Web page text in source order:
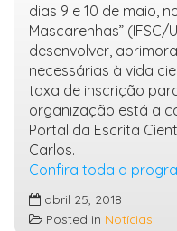
dias 9 e 10 de maio,
Mascarenhas” (IFSC/
desenvolver,
necessárias à vida
taxa de inscrição
organização está a
Portal da Escrita
Carlos.
Confira toda a
abril 25, 2018
Posted in Notícias